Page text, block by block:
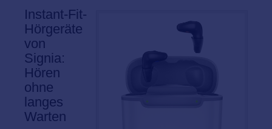
Instant-Fit-
Hörgeräte
von
Signia:
Hören
ohne
langes
Warten